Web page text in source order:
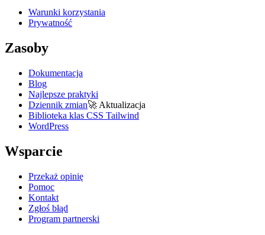
Warunki korzystania
Prywatność
Zasoby
Dokumentacja
Blog
Najlepsze praktyki
Dziennik zmian🚀 Aktualizacja
Biblioteka klas CSS Tailwind
WordPress
Wsparcie
Przekaż opinię
Pomoc
Kontakt
Zgłoś błąd
Program partnerski